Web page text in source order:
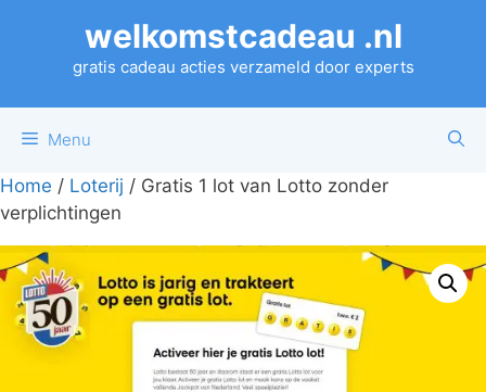
welkomstcadeau .nl
gratis cadeau acties verzameld door experts
Menu
Home / Loterij / Gratis 1 lot van Lotto zonder
verplichtingen